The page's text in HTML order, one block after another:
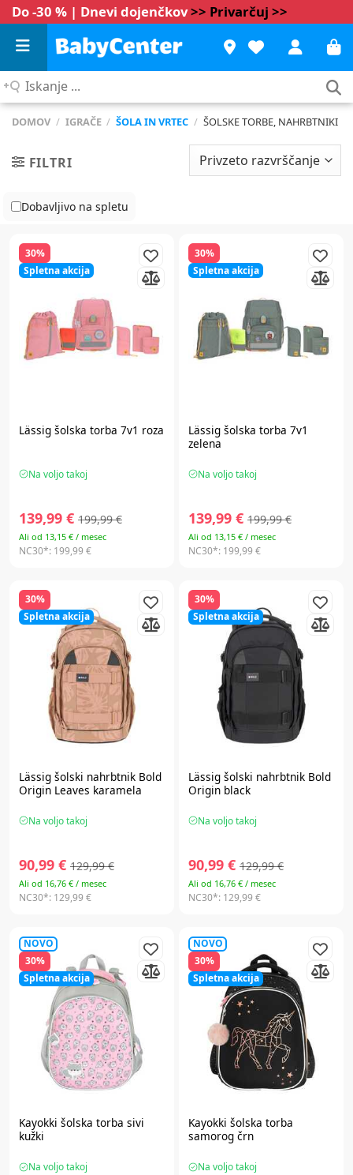
Do -30 % | Dnevi dojenčkov>> Privarčuj >>
Iskanje
DOMOV / IGRAČE / ŠOLA IN VRTEC / ŠOLSKE TORBE, NAHRBTNIKI
FILTRI
Dobavljivo na spletu
30%
Spletna akcija
Lässig šolska torba 7v1 roza
Na voljo takoj
139,99 € 199,99 €
Ali od 13,15 € / mesec
NC30*: 199,99 €
30%
Spletna akcija
Lässig šolska torba 7v1
zelena
Na voljo takoj
139,99 € 199,99 €
Ali od 13,15 € / mesec
NC30*: 199,99 €
30%
Spletna akcija
Lässig šolski nahrbtnik Bold
Origin Leaves karamela
Na voljo takoj
90,99 € 129,99 €
Ali od 16,76 € / mesec
NC30*: 129,99 €
30%
Spletna akcija
Lässig šolski nahrbtnik Bold
Origin black
Na voljo takoj
90,99 € 129,99 €
Ali od 16,76 € / mesec
NC30*: 129,99 €
30%
Spletna akcija
NOVO
Kayokki šolska torba sivi
kužki
Na voljo takoj
30%
Spletna akcija
NOVO
Kayokki šolska torba
samorog črn
Na voljo takoj